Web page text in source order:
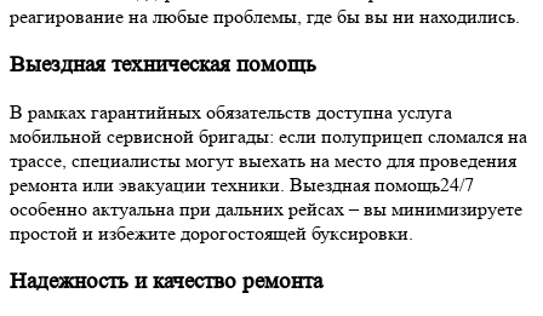
реагирование на любые проблемы, где бы вы ни находились.
Выездная техническая помощь
В рамках гарантийных обязательств доступна услуга
мобильной сервисной бригады: если полуприцеп сломался на
трассе, специалисты могут выехать на место для проведения
ремонта или эвакуации техники. Выездная помощь24/7
особенно актуальна при дальних рейсах – вы минимизируете
простой и избежите дорогостоящей буксировки.
Надежность и качество ремонта